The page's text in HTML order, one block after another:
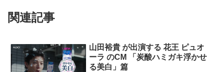
関連記事
山田裕貴 が出演する 花王 ピュオ
ーラ のCM 「炭酸ハミガキ浮かせ
る美白」篇